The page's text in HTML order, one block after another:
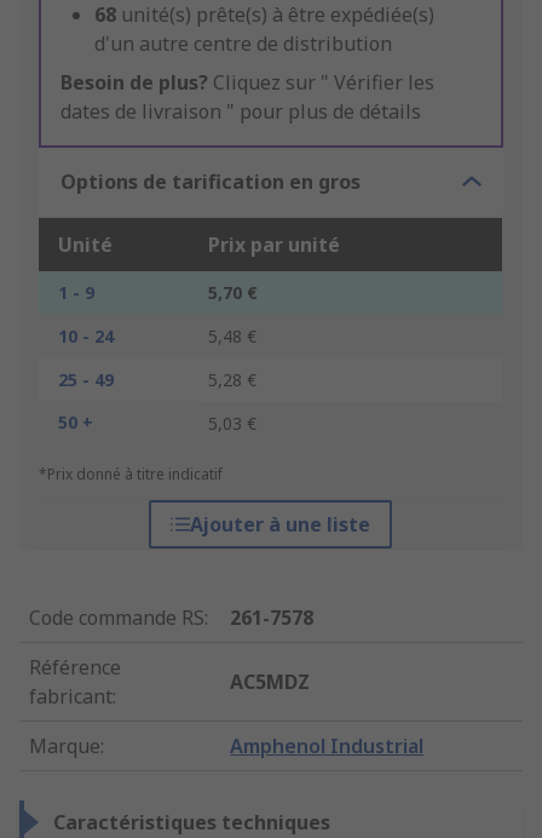
68 unité(s) prête(s) à être expédiée(s)
d'un autre centre de distribution
Besoin de plus? Cliquez sur " Vérifier les
dates de livraison " pour plus de détails
Options de tarification en gros
Unité Prix par unité
1 - 9
5,70 €
10 - 24
5,48 €
25 - 49
5,28 €
50 +
5,03 €
*Prix donné à titre indicatif
Ajouter à une liste
Code commande RS:
261-7578
Référence
fabricant:
AC5MDZ
Marque: Amphenol Industrial
Caractéristiques techniques